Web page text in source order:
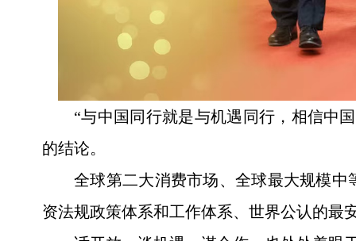
“与中国同行就是与机遇同行，相信中
的结论。
全球第二大消费市场、全球最大规模
资法规政策体系和工作体系、世界公认的